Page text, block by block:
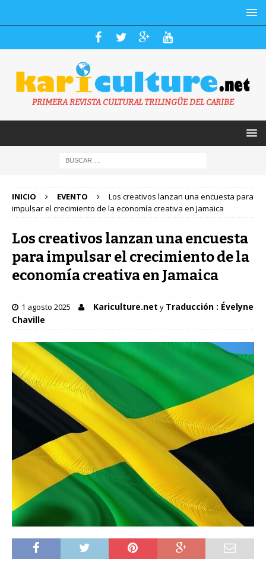
PRIMERA REVISTA CULTURAL TRILINGÜE DEL CARIBE
INICIO EVENTO
Los creativos lanzan una encuesta para
impulsar el crecimiento de la economía creativa en Jamaica
Los creativos lanzan una encuesta
para impulsar el crecimiento de la
economía creativa en Jamaica
1 agosto 2025 Kariculture.net y Traducción : Évelyne
Chaville